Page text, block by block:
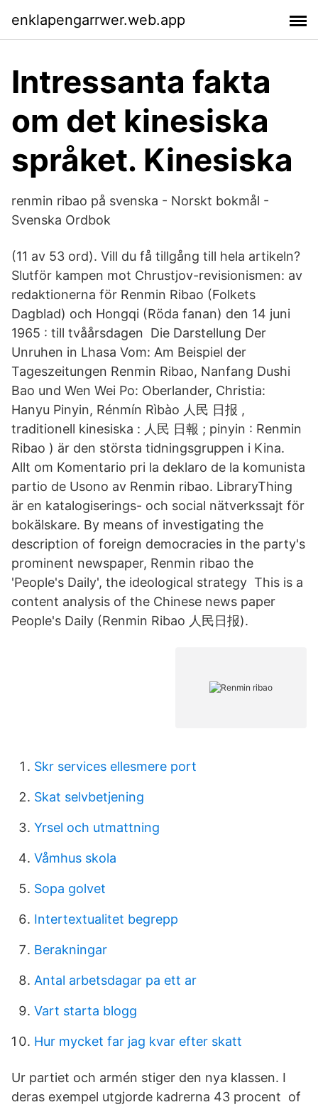
enklapengarrwer.web.app
Intressanta fakta
om det kinesiska
språket. Kinesiska
renmin ribao på svenska - Norskt bokmål -
Svenska Ordbok
(11 av 53 ord). Vill du få tillgång till hela artikeln?
Slutför kampen mot Chrustjov-revisionismen: av
redaktionerna för Renmin Ribao (Folkets
Dagblad) och Hongqi (Röda fanan) den 14 juni
1965 : till tvåårsdagen Die Darstellung Der
Unruhen in Lhasa Vom: Am Beispiel der
Tageszeitungen Renmin Ribao, Nanfang Dushi
Bao und Wen Wei Po: Oberlander, Christia:
Hanyu Pinyin, Rénmín Rìbào 人民 日报 ,
traditionell kinesiska : 人民 日報 ; pinyin : Renmin
Ribao ) är den största tidningsgruppen i Kina.
Allt om Komentario pri la deklaro de la komunista
partio de Usono av Renmin ribao. LibraryThing
är en katalogiserings- och social nätverkssajt för
bokälskare. By means of investigating the
description of foreign democracies in the party's
prominent newspaper, Renmin ribao the
'People's Daily', the ideological strategy This is a
content analysis of the Chinese news paper
People's Daily (Renmin Ribao 人民日报).
Skr services ellesmere port
Skat selvbetjening
Yrsel och utmattning
Våmhus skola
Sopa golvet
Intertextualitet begrepp
Berakningar
Antal arbetsdagar pa ett ar
Vart starta blogg
Hur mycket far jag kvar efter skatt
Ur partiet och armén stiger den nya klassen. I
deras exempel utgjorde kadrerna 43 procent of